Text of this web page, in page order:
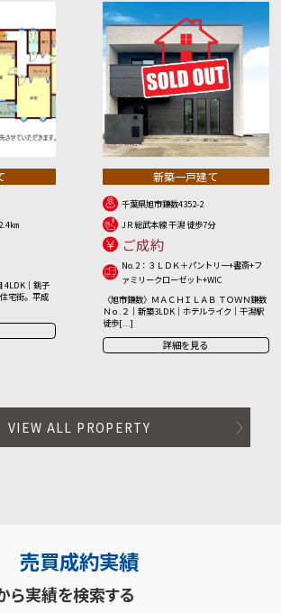
㎞
4LDK｜銚子
宅街。平成
新築一戸建て
千葉県旭市鎌数4352-2
JＲ総武本線 干潟 徒歩7分
ご成約
No.2：３ＬＤＫ＋パントリー+書斎+フ
ァミリークローゼット+WIC
〈旭市鎌数〉ＭＡＣＨＩＬＡＢ ＴＯＷＮ鎌数
Ｎｏ.２｜新築3LDK｜ホテルライク｜干潟駅
徒歩[...]
詳細を見る
VIEW ALL PROPERTY